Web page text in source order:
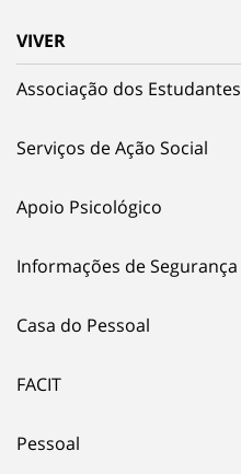
VIVER
Associação dos Estudantes
Serviços de Ação Social
Apoio Psicológico
Informações de Segurança
Casa do Pessoal
FACIT
Pessoal